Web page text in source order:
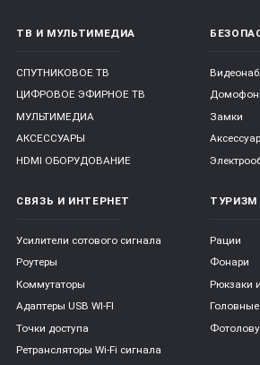
ТВ И МУЛЬТИМЕДИА
СПУТНИКОВОЕ ТВ
ЦИФРОВОЕ ЭФИРНОЕ ТВ
МУЛЬТИМЕДИА
АКСЕССУАРЫ
HDMI ОБОРУДОВАНИЕ
Замки
СВЯЗЬ И ИНТЕРНЕТ
Усилители сотового сигнала
Роутеры
Коммутаторы
Адаптеры USB WI-FI
Точки доступа
Ретрансляторы Wi-Fi сигнала
ТУРИЗМ
Рации
Фонари
Рюкзаки